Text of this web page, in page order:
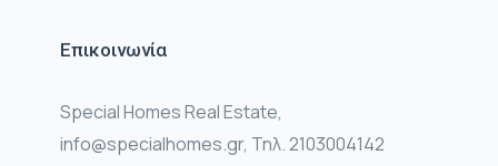
Επικοινωνία
Special Homes Real Estate,
info@specialhomes.gr, Τηλ. 2103004142